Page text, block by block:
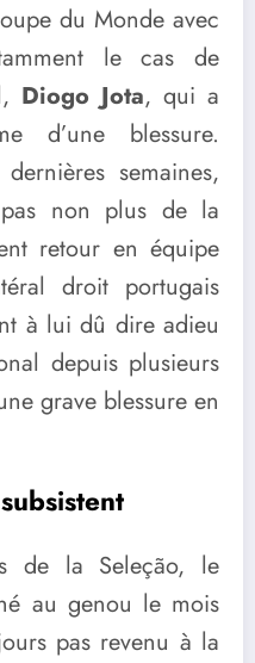
du Monde avec
le cas de
Diogo Jota, qui a
d’une blessure.
semaines,
non plus de la
retour en équipe
droit portugais
à lui dû dire adieu
depuis plusieurs
grave blessure en
de la Seleção, le
au genou le mois
pas revenu à la